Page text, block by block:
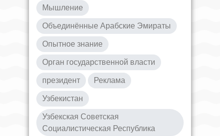
Мышление
Объединённые Арабские Эмираты
Опытное знание
Орган государственной власти
президент Реклама
Узбекистан
Узбекская Советская
Социалистическая Республика